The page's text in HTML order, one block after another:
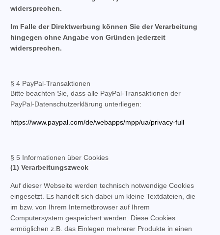
widersprechen.
Im Falle der Direktwerbung können Sie der Verarbeitung
hingegen ohne Angabe von Gründen jederzeit
widersprechen.
§ 4 PayPal-Transaktionen
Bitte beachten Sie, dass alle PayPal-Transaktionen der
PayPal-Datenschutzerklärung unterliegen:
https://www.paypal.com/de/webapps/mpp/ua/privacy-full
§ 5 Informationen über Cookies
(1) Verarbeitungszweck
Auf dieser Webseite werden technisch notwendige Cookies
eingesetzt. Es handelt sich dabei um kleine Textdateien, die
im bzw. von Ihrem Internetbrowser auf Ihrem
Computersystem gespeichert werden. Diese Cookies
ermöglichen z.B. das Einlegen mehrerer Produkte in einen